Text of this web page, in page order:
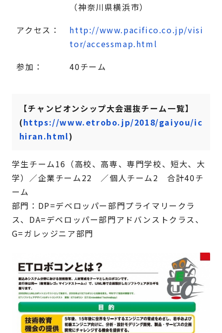
（神奈川県横浜市）
アクセス：
http://www.pacifico.co.jp/visi
tor/accessmap.html
参加：
40チーム
【チャンピオンシップ大会選抜チーム一覧】
(https://www.etrobo.jp/2018/gaiyou/ic
hiran.html)
学生チーム16（高校、高専、専門学校、短大、大
学）／企業チーム22 ／個人チーム2 合計40チ
ーム
部門：DP=デベロッパー部門プライマリークラ
ス、DA=デベロッパー部門アドバンストクラス、
G=ガレッジニア部門